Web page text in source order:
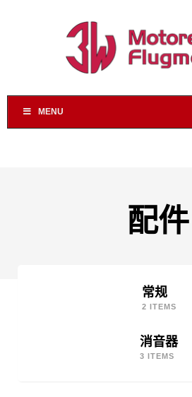
MENU
配件
常规
2 ITEMS
消音器
3 ITEMS